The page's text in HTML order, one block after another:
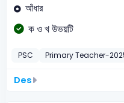
আঁধার
ক ও খ উভয়টি
PSC Primary Teacher-
Des